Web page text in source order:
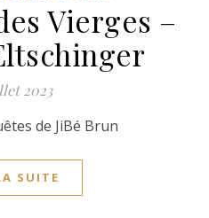
Vierges –
2023
de JiBé Brun
SUITE